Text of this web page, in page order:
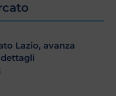
Lazio, avanza